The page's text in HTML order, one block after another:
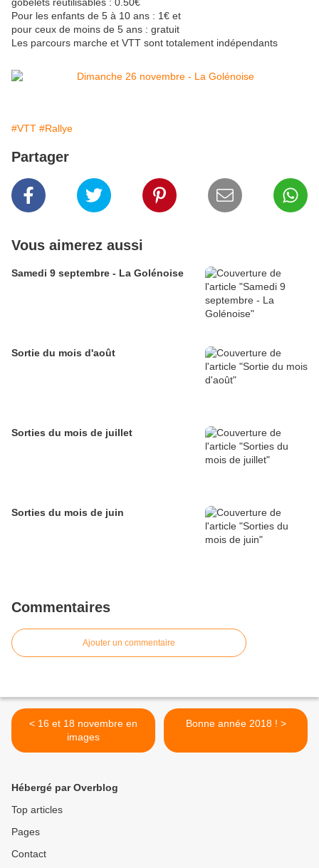
Pour les enfants de 5 à 10 ans : 1€ et
pour ceux de moins de 5 ans : gratuit
Les parcours marche et VTT sont totalement indépendants
#VTT #Rallye
Partager
Vous aimerez aussi
Samedi 9 septembre - La Golénoise
Sortie du mois d'août
Sorties du mois de juillet
Sorties du mois de juin
Commentaires
Ajouter un commentaire
< 16 et 18 novembre en
images
Bonne année 2018 ! >
Hébergé par Overblog
Top articles
Pages
Contact